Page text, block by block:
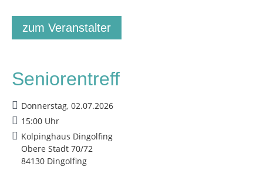
zum Veranstalter
Seniorentreff
Donnerstag, 02.07.2026
15:00 Uhr
Kolpinghaus Dingolfing
Obere Stadt 70/72
84130 Dingolfing